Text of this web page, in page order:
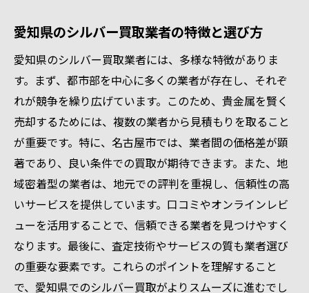
シルバー買取査定で高額を得るための準備とコ
ツ
買取前に準備すべき書類と情報
シルバーの状態を良好に保つための手入れ
方法
交渉を有利に進めるためのテクニック
見積もりを比較検討する際の注意点
査定額を引き出すための効果的な質問
予想外の価値を引き出すための工夫
貴金属シルバー買取で成功するためのタイミン
グの見極め方
市場動向を基にした売却時期の判断
愛知県のシルバー買取業者の特徴と選び方
愛知県のシルバー買取業者には、多様な特徴がありま
す。まず、都市部を中心に多くの業者が存在し、それぞ
れが競争を繰り広げています。このため、貴金属を賢く
売却するためには、複数の業者から見積もりを取ること
が重要です。特に、名古屋市では、業者間の価格差が顕
著であり、良い条件での買取が期待できます。また、地
域密着型の業者は、地元での評判を重視し、信頼性の高
いサービスを提供しています。口コミやオンラインレビ
ューを活用することで、信頼できる業者を見つけやすく
なります。最後に、査定技術やサービスの質も業者選び
の重要な要素です。これらのポイントを理解すること
で、愛知県でのシルバー買取がよりスムーズに進むでし